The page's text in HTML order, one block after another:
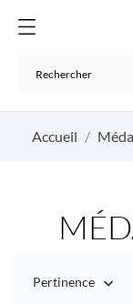
Accueil
Pertinence 